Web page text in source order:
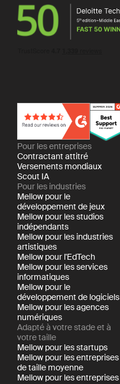
Pour les entreprises
Contractant attitré
Versements mondiaux
Scout IA
Pour les industries
Mellow pour le
développement de jeux
Mellow pour les studios
indépendants
Mellow pour les industries
artistiques
Mellow pour l'EdTech
Mellow pour les services
informatiques
Mellow pour le
développement de logiciels
Mellow pour les agences
numériques
Adapté à votre stade et à
votre taille
Mellow pour les startups
Mellow pour les entreprises
de taille moyenne
Mellow pour les entreprises